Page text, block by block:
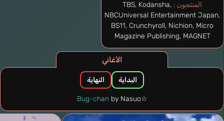
المنتجون : TBS, Kodansha,
NBCUniversal Entertainment Japan,
BS11, Crunchyroll, Nichion, Micro
Magazine Publishing, MAGNET
الأغاني
البداية النهاية
Bug-chanby Nasuo☆